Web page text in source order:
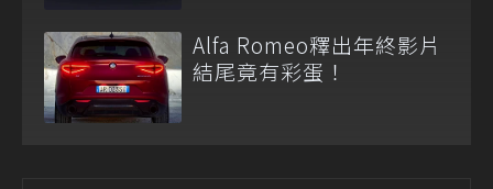
Alfa Romeo釋出年終影片
結尾竟有彩蛋！